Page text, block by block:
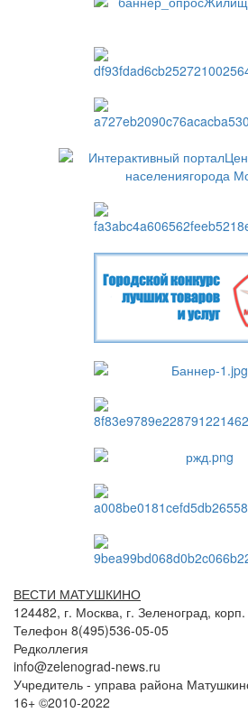
ВЕСТИ МАТУШКИНО
124482, г. Москва, г. Зеленоград,
Телефон 8(495)536-05-05
Редколлегия
info@zelenograd-news.ru
Учредитель - управа района
16+ ©2010-2022